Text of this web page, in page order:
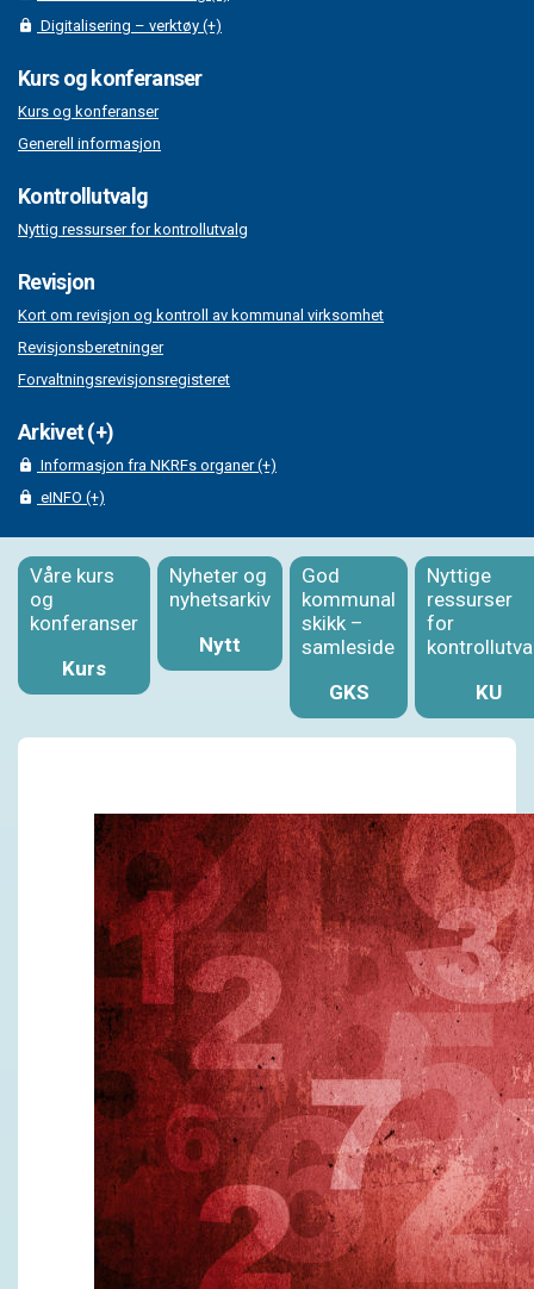
Digitalisering – verktøy (+)
Kurs og konferanser
Kurs og konferanser
Generell informasjon
Kontrollutvalg
Nyttig ressurser for kontrollutvalg
Revisjon
Kort om revisjon og kontroll av kommunal virksomhet
Revisjonsberetninger
Forvaltningsrevisjonsregisteret
Arkivet (+)
Informasjon fra NKRFs organer (+)
eINFO (+)
Våre kurs
og
konferanser
Kurs
Nyheter og
nyhetsarkiv
Nytt
God
kommunal
skikk –
samleside
GKS
Nyttige
ressurser
for
KU